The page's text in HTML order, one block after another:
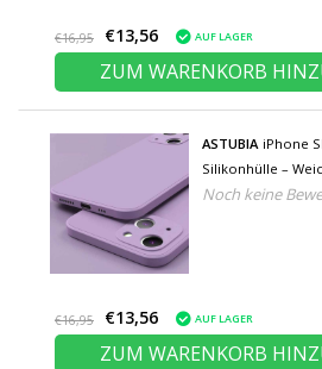
€16,95 €13,56 AUF LAGER
ZUM WARENKORB
ASTUBIA iPhone
Silikonhülle –
Hülle, hellviolett
Noch keine
€16,95 €13,56 AUF LAGER
ZUM WARENKORB